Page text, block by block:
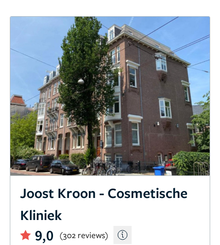
Joost Kroon - Cosmetische
Kliniek
9,0
(302 reviews)